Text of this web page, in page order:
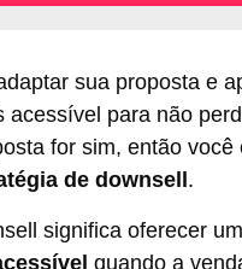
sua proposta e
acessível para não
for sim, então você
de downsell .
significa oferecer
quando a